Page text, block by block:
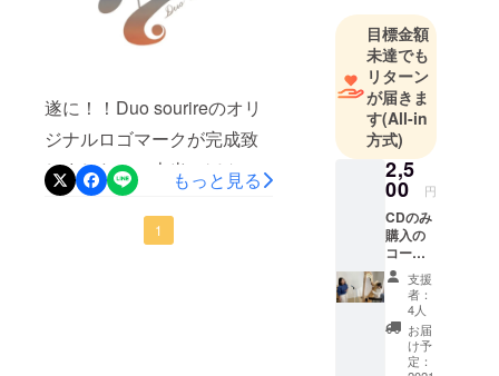
りました。是非多くの方に
聴いて頂きたいと思ってお
しくお願い申し上げます。
そして今後ともDuo sourire
の応援を宜しくお願いいた
します◎
遂に！！Duo sourireのオリ
ジナルロゴマークが完成致
しました！！本当にほんと
うに嬉しいです。デザイ
ナーさんと何度もお話しを
もっと見る
1
目標金額
未達でも
リターン
が届きま
す(All-in
方式)
2,5
00 円
CDのみ
購入の
コー
ス。支援
者：
4人
お届
け予
定：